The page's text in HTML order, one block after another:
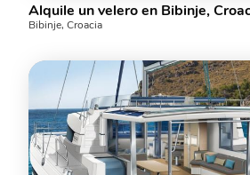
Bibinje, Croacia